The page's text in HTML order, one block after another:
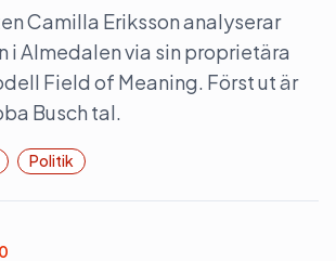
Camilla Eriksson analyserar
Almedalen via sin proprietära
Field of Meaning. Först ut är
Busch tal.
Politik